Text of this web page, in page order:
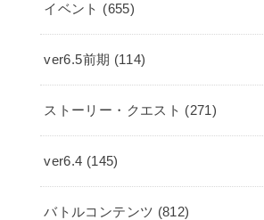
イベント (655)
ver6.5前期 (114)
ストーリー・クエスト (271)
ver6.4 (145)
バトルコンテンツ (812)